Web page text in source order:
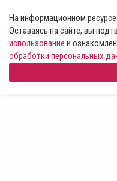
На информационном
Оставаясь на сайте, вы
использование и
обработки персональных